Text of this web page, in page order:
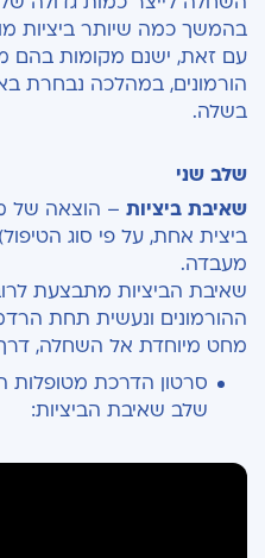
בהמשך כמה שיותר ביציות
עם זאת, ישנם מקומות בהם
הורמונים, במהלכה נבחרת
בשלה.
שלב שני
שאיבת ביציות – הוצאה של
ביצית אחת, על פי סוג
מעבדה.
שאיבת הביציות מתבצעת
ההורמונים ונעשית תחת
מחט מיוחדת אל השחלה,
סרטון הדרכת מטופלות
שלב שאיבת הביציות: